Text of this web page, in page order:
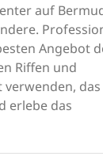
auf
Angebot
Riffen und
verwenden,
erlebe das